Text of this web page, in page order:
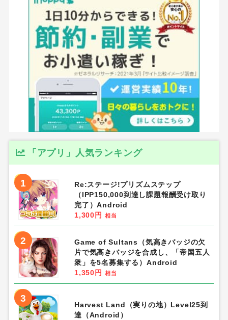
「アプリ」人気ランキング
1
Re:ステージ!プリズムステップ
（IPP150,000到達し課題報酬受け取り
完了）Android
1,300円
相当
2
Game of Sultans（気高きバッジの欠
片で気高きバッジを合成し、「帝国五人
衆」を5名募集する）Android
1,350円
相当
3
Harvest Land（実りの地）Level25到
達（Android）